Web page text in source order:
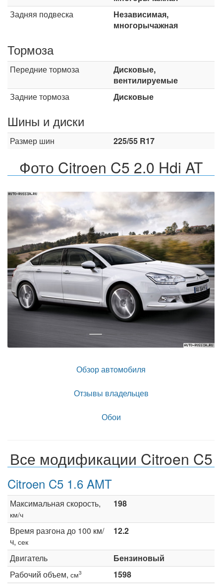
Задняя подвеска
Независимая,
многорычажная
Тормоза
Передние тормоза
Дисковые,
вентилируемые
Задние тормоза
Дисковые
Шины и диски
Размер шин 225/55 R17
Фото Citroen C5 2.0 Hdi AT
Назад
Обзор автомобиля
Отзывы владельцев
Обои
Все модификации Citroen C5
Citroen C5 1.6 AMT
Максимальная скорость,
км/ч
198
Время разгона до 100 км/
ч, сек
12.2
Двигатель
Бензиновый
Рабочий объем, см3
1598